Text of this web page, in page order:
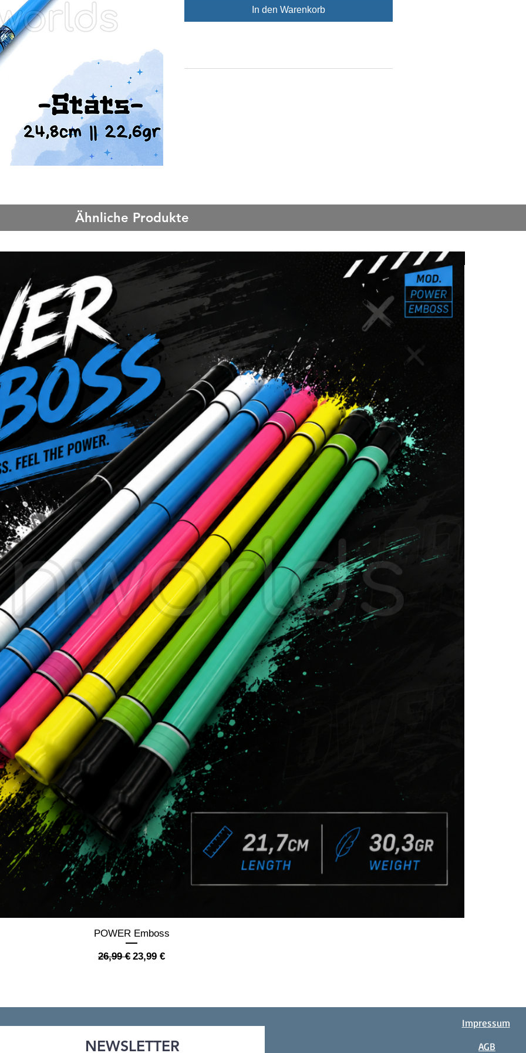
In den Warenkorb
Ähnliche Produkte
Schnellansicht
POWER Emboss
Standardpreis
26,99 € Sale-Preis
23,99 €
NEWSLETTER
Impressum
AGB